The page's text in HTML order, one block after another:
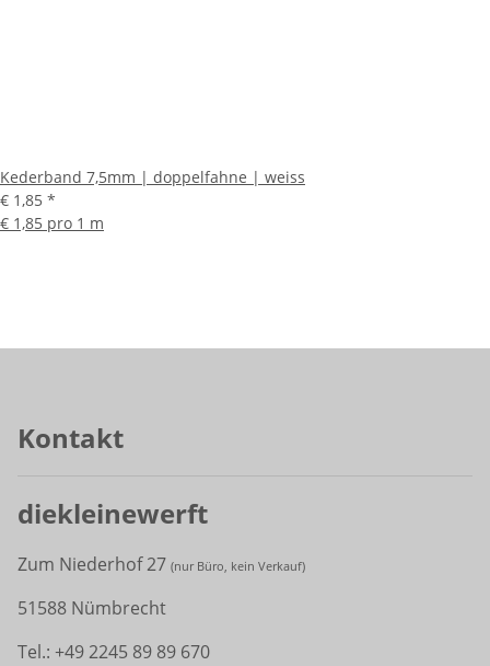
Kederband 7,5mm | doppelfahne | weiss
€ 1,85 *
€ 1,85 pro 1 m
Kontakt
diekleinewerft
Zum Niederhof 27 (nur Büro, kein Verkauf)
51588 Nümbrecht
Tel.: +49 2245 89 89 670